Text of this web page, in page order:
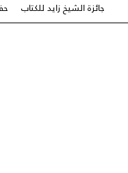
جائزة الشيخ زايد للكتاب